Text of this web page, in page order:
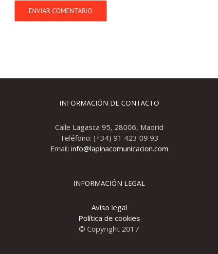
INFORMACIÓN DE CONTACTO
Calle Lagasca 95, 28006, Madrid
Teléfono: (+34) 91 423 09 93
Email: info@lapinacomunicacion.com
INFORMACIÓN LEGAL
Aviso legal
Política de cookies
© Copyright 2017